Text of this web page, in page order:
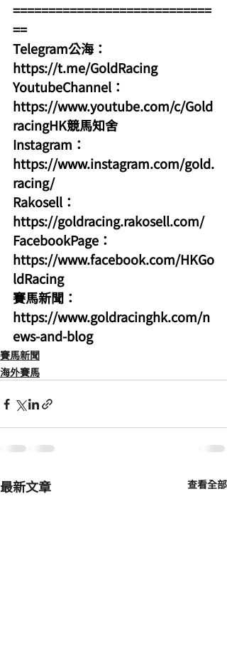
============================
==
Telegram公海：
https://t.me/GoldRacing
YoutubeChannel：
https://www.youtube.com/c/Gold
racingHK競馬知舍
Instagram：
https://www.instagram.com/gold.
racing/
Rakosell：
https://goldracing.rakosell.com/
FacebookPage：
https://www.facebook.com/HKGo
ldRacing
賽馬新聞：
https://www.goldracinghk.com/n
ews-and-blog
賽馬新聞
海外賽馬
最新文章 查看全部